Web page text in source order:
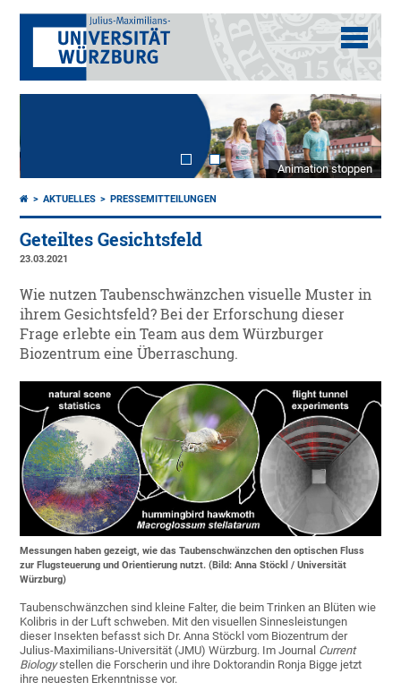
Animation stoppen
AKTUELLES PRESSEMITTEILUNGEN
Geteiltes Gesichtsfeld
23.03.2021
Wie nutzen Taubenschwänzchen visuelle Muster in
ihrem Gesichtsfeld? Bei der Erforschung dieser
Frage erlebte ein Team aus dem Würzburger
Biozentrum eine Überraschung.
Messungen haben gezeigt, wie das Taubenschwänzchen den optischen Fluss
zur Flugsteuerung und Orientierung nutzt. (Bild: Anna Stöckl / Universität
Würzburg)
Taubenschwänzchen sind kleine Falter, die beim Trinken an Blüten wie
Kolibris in der Luft schweben. Mit den visuellen Sinnesleistungen
dieser Insekten befasst sich Dr. Anna Stöckl vom Biozentrum der
Julius-Maximilians-Universität (JMU) Würzburg. Im Journal Current
Biologystellen die Forscherin und ihre Doktorandin Ronja Bigge jetzt
ihre neuesten Erkenntnisse vor.